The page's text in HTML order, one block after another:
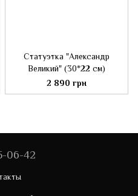
Статуэтка "Александр
Великий" (30*22 см)
2 890 грн
06-42